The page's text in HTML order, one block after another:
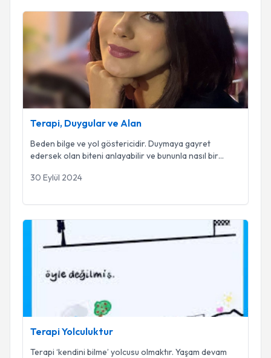
Terapi, Duygular ve Alan
Terapi, Duygular ve Alan
Beden bilge ve yol göstericidir. Duymaya gayret
edersek olan biteni anlayabilir ve bununla nasıl bir...
30 Eylül 2024
Terapi Yolculuktur
Terapi Yolculuktur
Terapi ‘kendini bilme’ yolcusu olmaktır. Yaşam devam